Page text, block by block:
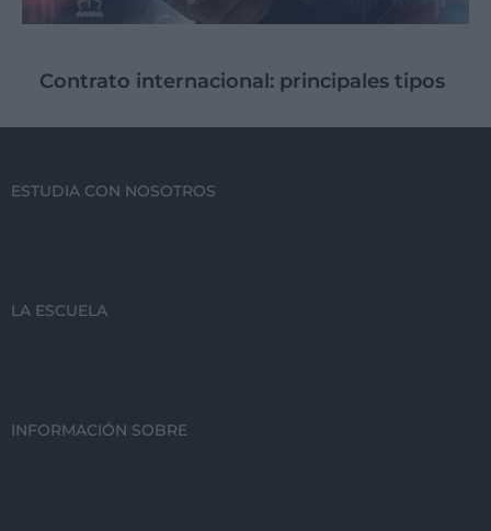
Contrato internacional: principales tipos
ESTUDIA CON NOSOTROS
LA ESCUELA
INFORMACIÓN SOBRE